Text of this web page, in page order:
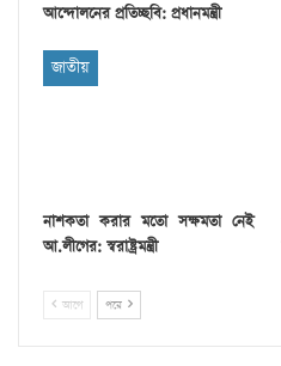
আন্দোলনের প্রতিচ্ছবি: প্রধানমন্ত্রী
জাতীয়
নাশকতা করার মতো সক্ষমতা নেই
আ.লীগের: স্বরাষ্ট্রমন্ত্রী
আগে পরে